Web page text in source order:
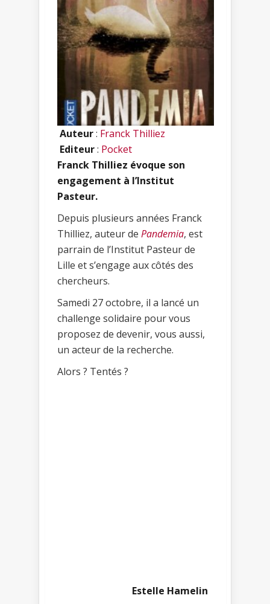
Auteur: Franck Thilliez
Editeur: Pocket
Franck Thilliez évoque son
engagement à l’Institut
Pasteur.
Depuis plusieurs années Franck
Thilliez, auteur de Pandemia, est
parrain de l’Institut Pasteur de
Lille et s’engage aux côtés des
chercheurs.
Samedi 27 octobre, il a lancé un
challenge solidaire pour vous
proposez de devenir, vous aussi,
un acteur de la recherche.
Alors ? Tentés ?
Estelle Hamelin